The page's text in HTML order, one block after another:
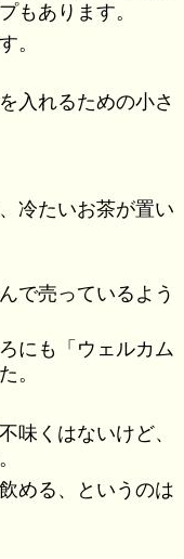
もあります。
。
入れるための小さ
冷たいお茶が置い
で売っているよう
にも「ウェルカム
。
味くはないけど、
める、というのは